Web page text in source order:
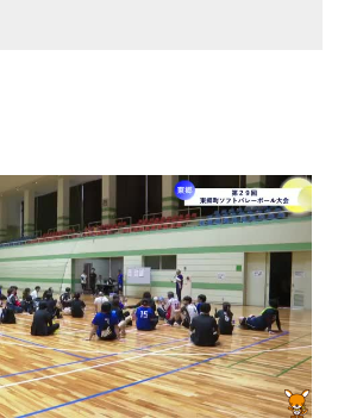
日からはご加入者様へのサー
、
TV』を利用いただくには、
ツを除き、
スへの加入と『CCNetマイ
ログインが必要となりま
ご了承の程よろしくお願い